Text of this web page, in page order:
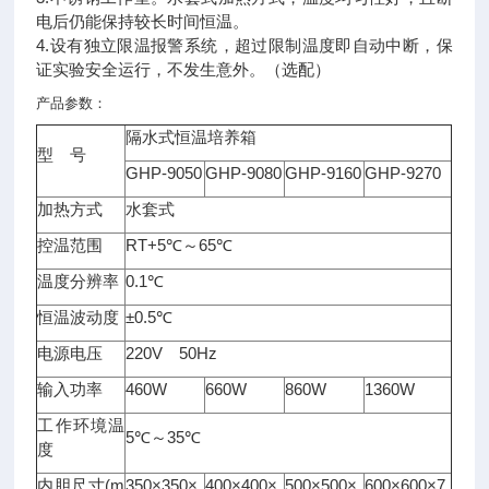
电后仍能保持较长时间恒温。
4.设有独立限温报警系统，超过限制温度即自动中断，保
证实验安全运行，不发生意外。（选配）
产品参数：
型 号
隔水式恒温培养箱
GHP-9050 GHP-9080 GHP-9160 GHP-9270
加热方式 水套式
控温范围 RT+5℃～65℃
温度分辨率 0.1℃
恒温波动度 ±0.5℃
电源电压 220V 50Hz
输入功率 460W 660W 860W 1360W
工作环境温
度
5℃～35℃